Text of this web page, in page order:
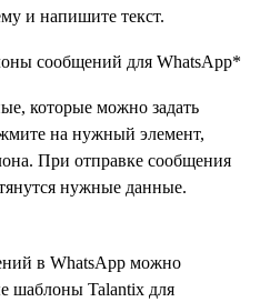
и напишите текст.
которые можно задать
на нужный элемент,
При отправке сообщения
нужные данные.
в WhatsApp можно
шаблоны Talantix для